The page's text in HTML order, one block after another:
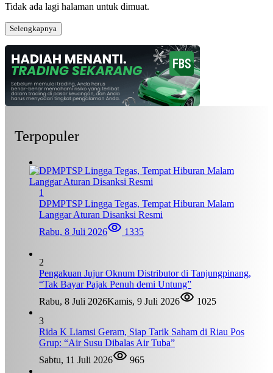
Tidak ada lagi halaman untuk dimuat.
Selengkapnya
Terpopuler
1
DPMPTSP Lingga Tegas, Tempat Hiburan Malam
Langgar Aturan Disanksi Resmi
Rabu, 8 Juli 2026
1335
2
Pengakuan Jujur Oknum Distributor di Tanjungpinang,
“Tak Bayar Pajak Penuh demi Untung”
Rabu, 8 Juli 2026Kamis, 9 Juli 2026
1025
3
Rida K Liamsi Geram, Siap Tarik Saham di Riau Pos
Grup: “Air Susu Dibalas Air Tuba”
Sabtu, 11 Juli 2026
965